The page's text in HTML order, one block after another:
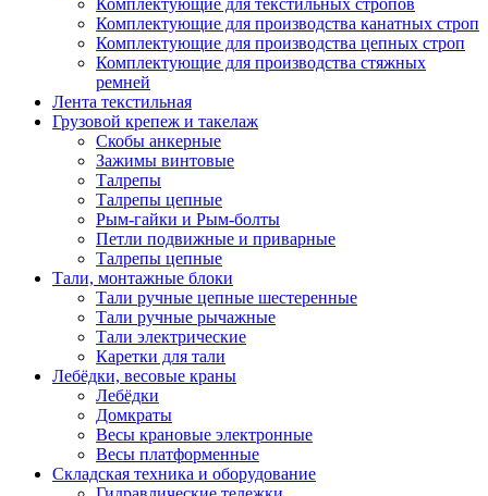
Комплектующие для текстильных стропов
Комплектующие для производства канатных строп
Комплектующие для производства цепных строп
Комплектующие для производства стяжных
ремней
Лента текстильная
Грузовой крепеж и такелаж
Скобы анкерные
Зажимы винтовые
Талрепы
Талрепы цепные
Рым-гайки и Рым-болты
Петли подвижные и приварные
Талрепы цепные
Тали, монтажные блоки
Тали ручные цепные шестеренные
Тали ручные рычажные
Тали электрические
Каретки для тали
Лебёдки, весовые краны
Лебёдки
Домкраты
Весы крановые электронные
Весы платформенные
Складская техника и оборудование